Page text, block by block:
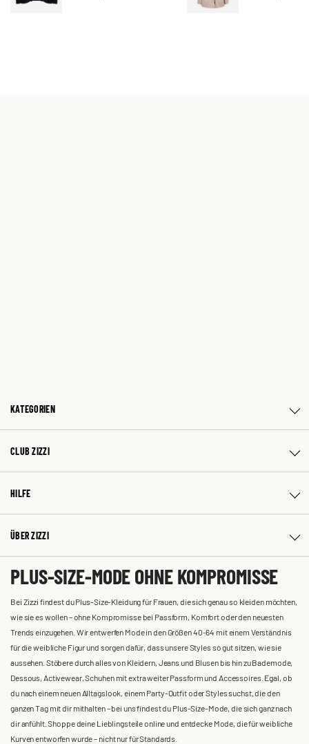
KATEGORIEN
CLUB ZIZZI
HILFE
ÜBER ZIZZI
PLUS-SIZE-MODE OHNE KOMPROMISSE
Bei Zizzi findest du Plus-Size-Kleidung für Frauen, die sich genau so kleiden möchten,
wie sie es wollen – ohne Kompromisse bei Passform, Komfort oder den neuesten
Trends einzugehen. Wir entwerfen Mode in den Größen 40-64 mit einem Verständnis
für die weibliche Figur und sorgen dafür, dass unsere Styles so gut sitzen, wie sie
aussehen. Stöbere durch alles von Kleidern, Jeans und Blusen bis hin zu Bademode,
Dessous, Activewear, Schuhen mit extra weiter Passform und Accessoires. Egal, ob
du nach einem neuen Alltagslook, einem Party-Outfit oder Styles suchst, die den
ganzen Tag mit dir mithalten – bei uns findest du Plus-Size-Mode, die sich ganz nach
dir anfühlt. Shoppe deine Lieblingsteile online und entdecke Mode, die für weibliche
Kurven entworfen wurde – nicht nur für Standards.